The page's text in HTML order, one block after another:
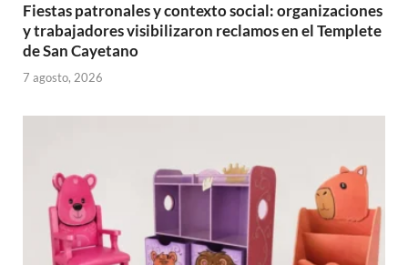
Fiestas patronales y contexto social: organizaciones
y trabajadores visibilizaron reclamos en el Templete
de San Cayetano
7 agosto, 2026